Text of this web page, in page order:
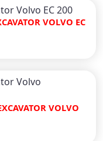
VOLVO EC
VOLVO